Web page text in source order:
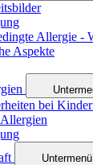
Allergie -
Aspekte
bei